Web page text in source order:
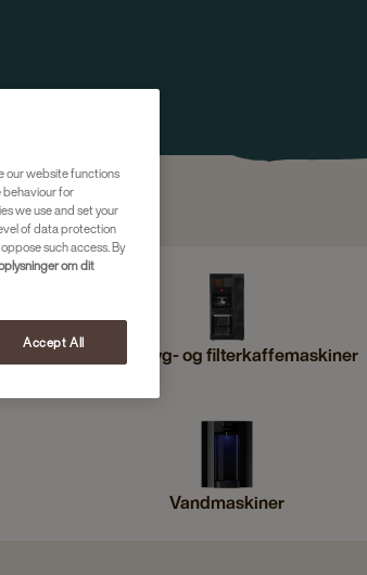
Friskbryg- og filterkaffemaskiner
Vandmaskiner
our website functions
behaviour for
we use and set your
of data protection
such access. By
om dit
Accept All